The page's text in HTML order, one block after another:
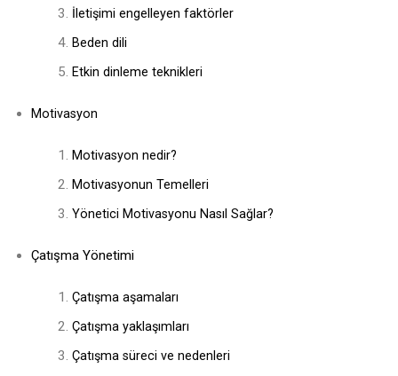
İletişimi engelleyen faktörler
Beden dili
Etkin dinleme teknikleri
Motivasyon
Motivasyon nedir?
Motivasyonun Temelleri
Yönetici Motivasyonu Nasıl Sağlar?
Çatışma Yönetimi
Çatışma aşamaları
Çatışma yaklaşımları
Çatışma süreci ve nedenleri